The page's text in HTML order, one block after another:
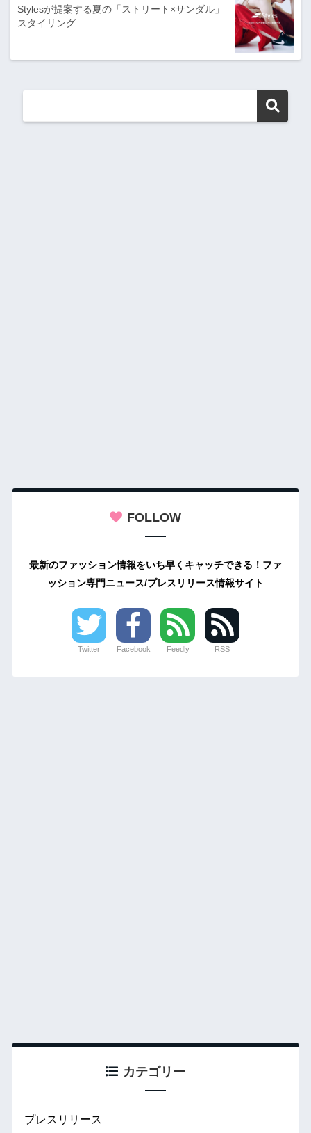
Stylesが提案する夏の「ストリート×サンダル」
スタイリング
FOLLOW
最新のファッション情報をいち早くキャッチできる！ファ
ッション専門ニュース/プレスリリース情報サイト
Twitter Facebook Feedly RSS
カテゴリー
プレスリリース